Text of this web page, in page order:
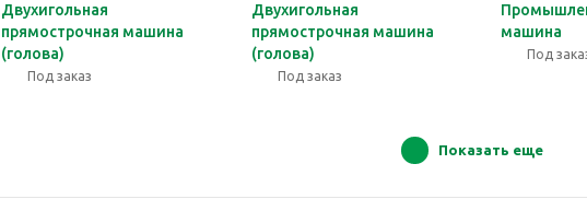
Двухигольная
прямострочная машина
(голова)
Под заказ
Двухигольная
прямострочная машина
(голова)
Под заказ
машина
Под
Показать еще